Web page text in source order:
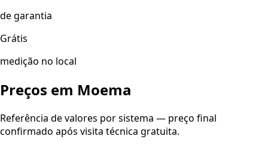
de garantia
Grátis
medição no local
Preços em Moema
Referência de valores por sistema — preço final
confirmado após visita técnica gratuita.